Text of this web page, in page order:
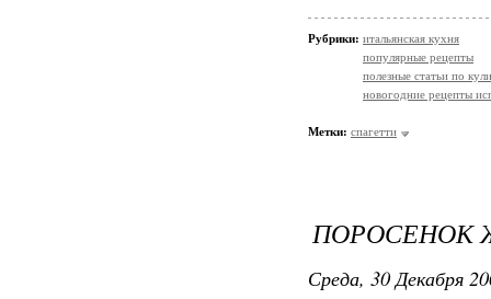
Рубрики: итальянская кухня
популярные рецепты
полезные статьи по
новогодние рецепты
Метки: спагетти
ПОРОСЕНОК
Среда, 30 Декабря